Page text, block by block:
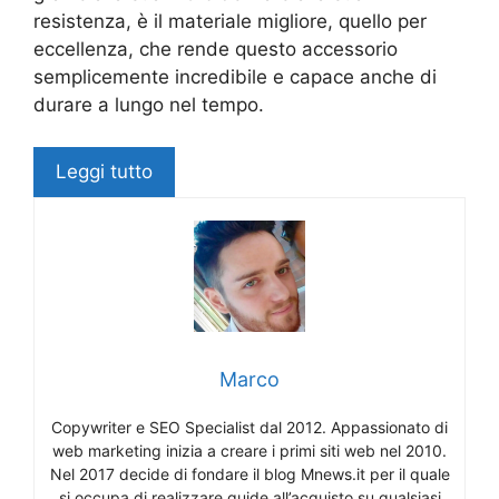
resistenza, è il materiale migliore, quello per
eccellenza, che rende questo accessorio
semplicemente incredibile e capace anche di
durare a lungo nel tempo.
Leggi tutto
Marco
Copywriter e SEO Specialist dal 2012. Appassionato di
web marketing inizia a creare i primi siti web nel 2010.
Nel 2017 decide di fondare il blog Mnews.it per il quale